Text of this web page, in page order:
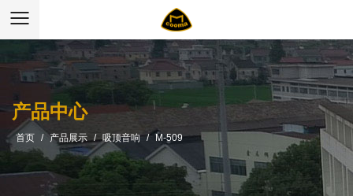
产品中心
首页 / 产品展示 / 吸顶音响 / M-509